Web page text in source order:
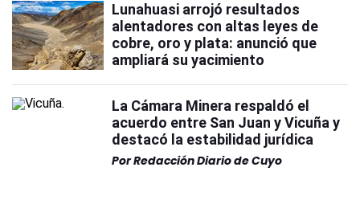
Lunahuasi arrojó resultados
alentadores con altas leyes de
cobre, oro y plata: anunció que
ampliará su yacimiento
La Cámara Minera respaldó el
acuerdo entre San Juan y Vicuña y
destacó la estabilidad jurídica
PorRedacción Diario de Cuyo